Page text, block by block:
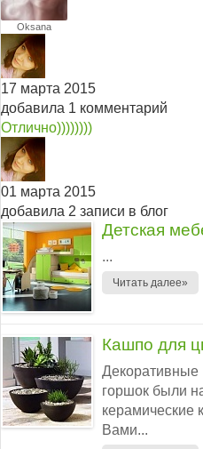
Oksana
Oksana
17 марта 2015
добавила 1 комментарий
Отлично))))))))
01 марта 2015
добавила 2 записи в блог
Детская
...
Читать далее»
Кашпо для
Декоративные
горшок были
керамические
Вами...